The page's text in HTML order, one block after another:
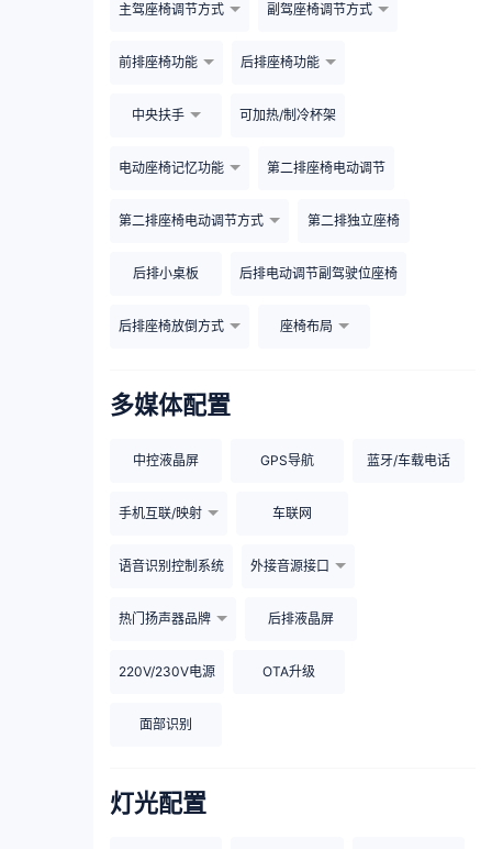
主驾座椅调节方式 副驾座椅调节方式
前排座椅功能 后排座椅功能
中央扶手 可加热/制冷杯架
电动座椅记忆功能 第二排座椅电动调节
第二排座椅电动调节方式 第二排独立座椅
后排小桌板 后排电动调节副驾驶位座椅
后排座椅放倒方式 座椅布局
多媒体配置
中控液晶屏 GPS导航 蓝牙/车载电话
手机互联/映射 车联网
语音识别控制系统 外接音源接口
热门扬声器品牌 后排液晶屏
220V/230V电源 OTA升级
面部识别
灯光配置